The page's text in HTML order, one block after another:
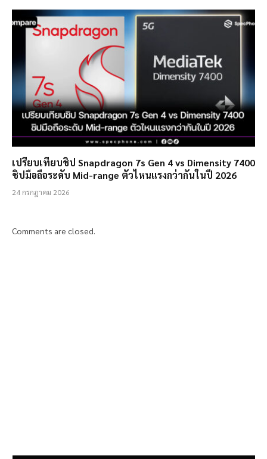
เปรียบเทียบชิป Snapdragon 7s Gen 4 vs Dimensity 7400
ชิปมือถือระดับ Mid-range ตัวไหนแรงกว่ากันในปี 2026
24 กรกฎาคม 2026
Comments are closed.